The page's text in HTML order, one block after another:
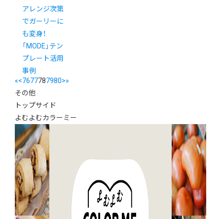
アレンジ次第
でガーリーに
も変身！
「MODE」テン
プレート活用
事例
«<7677787980>»
その他
トップサイド
よむよむカラーミー